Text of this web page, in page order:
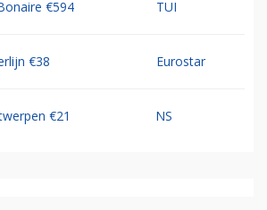
€594 TUI
€38 Eurostar
€21 NS